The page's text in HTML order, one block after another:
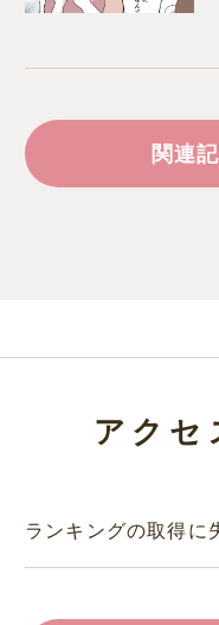
関連
アクセ
ランキングの取得に